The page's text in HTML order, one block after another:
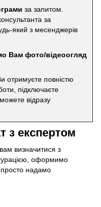
за запитом.
за
який з месенджерів
Вам фото/відеоогляд
отримуєте повністю
підключаєте
відразу
з експертом
визначитися з
оформимо
надамо